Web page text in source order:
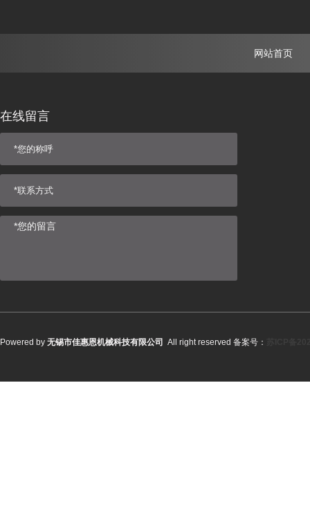
网站首页
在线留言
Powered by 无锡市佳惠恩机械科技有限公司 All right reserved 备案号：